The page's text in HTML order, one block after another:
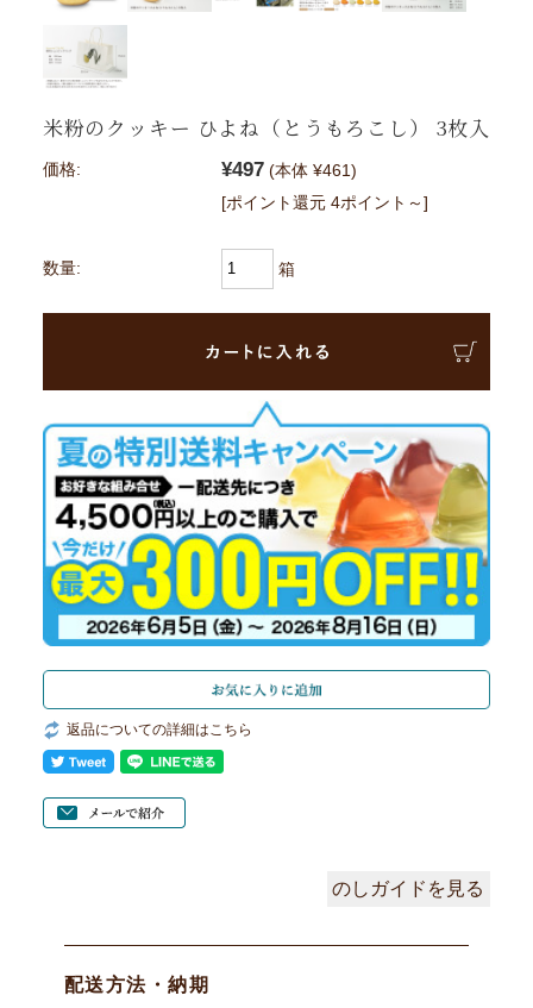
米粉のクッキー ひよね（とうもろこし） 3枚入
価格: ¥497 (本体 ¥461)
[ポイント還元 4ポイント～]
数量: 箱
返品についての詳細はこちら
のしガイドを見る
配送方法・納期